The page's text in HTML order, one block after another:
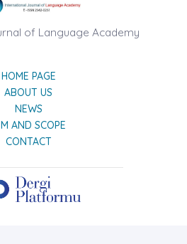
of Language Academy
HOME PAGE
ABOUT US
NEWS
AND SCOPE
CONTACT